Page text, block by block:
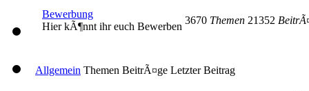
Bewerbung
Hier kÃ¶nnt ihr euch Bewerben
3670 Themen 21352
Allgemein Themen BeitrÃ¤ge Letzter Beitrag